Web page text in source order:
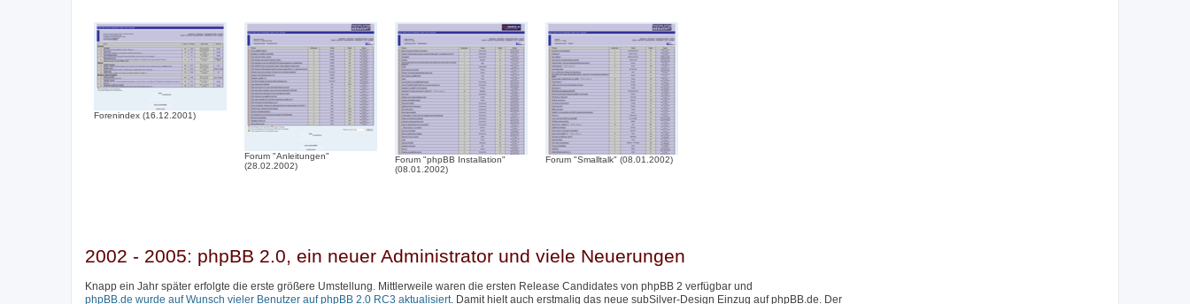
Forenindex (16.12.2001)
Forum "Anleitungen"
(28.02.2002)
Forum "phpBB Installation"
(08.01.2002)
Forum "Smalltalk" (08.01.2002)
2002 - 2005: phpBB 2.0, ein neuer Administrator und viele Neuerungen
Knapp ein Jahr später erfolgte die erste größere Umstellung. Mittlerweile waren die ersten Release Candidates von phpBB 2 verfügbar und
phpBB.de wurde auf Wunsch vieler Benutzer auf phpBB 2.0 RC3 aktualisiert. Damit hielt auch erstmalig das neue subSilver-Design Einzug auf phpBB.de. Der